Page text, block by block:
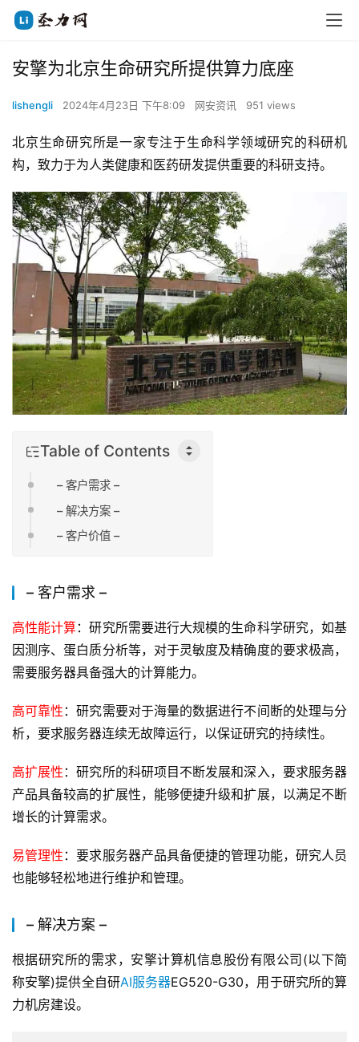
安擎为北京生命研究所提供算力底座
lishengli 2024年4月23日 下午8:09 网安资讯 951 views
北京生命研究所是一家专注于生命科学领域研究的科研机
构，致力于为人类健康和医药研发提供重要的科研支持。
Table of Contents
– 客户需求 –
– 解决方案 –
– 客户价值 –
– 客户需求 –
高性能计算：研究所需要进行大规模的生命科学研究，如基
因测序、蛋白质分析等，对于灵敏度及精确度的要求极高，
需要服务器具备强大的计算能力。
高可靠性 ：研究需要对于海量的数据进行不间断的处理与分
析，要求服务器连续无故障运行，以保证研究的持续性。
高扩展性 ：研究所的科研项目不断发展和深入，要求服务器
产品具备较高的扩展性，能够便捷升级和扩展，以满足不断
增长的计算需求。
易管理性 ：要求服务器产品具备便捷的管理功能，研究人员
也能够轻松地进行维护和管理。
– 解决方案 –
根据研究所的需求，安擎计算机信息股份有限公司(以下简
称安擎)提供全自研AI服务器EG520-G30，用于研究所的算
力机房建设。